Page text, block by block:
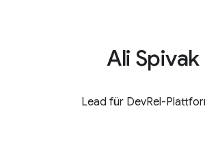
Ali Spivak
Lead für DevRel-